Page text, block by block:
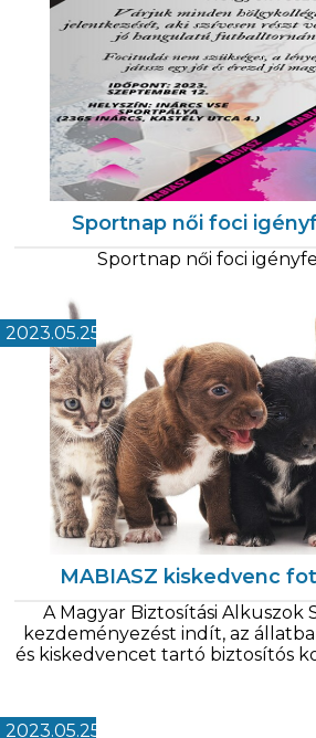
Sportnap női foci
Sportnap női foci
2023.05.25
MABIASZ kiskedvenc
A Magyar Biztosítási Alkuszok
kezdeményezést indít, az
és kiskedvencet tartó biztosítós
2023.05.25